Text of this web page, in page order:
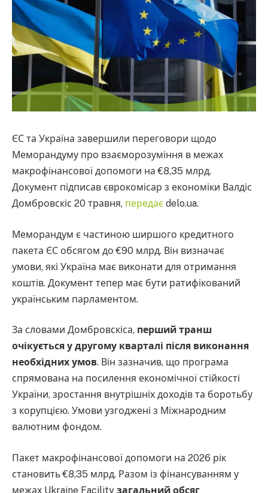
ЄС та Україна завершили переговори щодо
Меморандуму про взаєморозуміння в межах
макрофінансової допомоги на €8,35 млрд.
Документ підписав єврокомісар з економіки Валдіс
Домбровскіс 20 травня, передає delo.ua.
Меморандум є частиною ширшого кредитного
пакета ЄС обсягом до €90 млрд. Він визначає
умови, які Україна має виконати для отримання
коштів. Документ тепер має бути ратифікований
українським парламентом.
За словами Домбровскіса, перший транш
очікується у другому кварталі після виконання
необхідних умов. Він зазначив, що програма
спрямована на посилення економічної стійкості
України, зростання внутрішніх доходів та боротьбу
з корупцією. Умови узгоджені з Міжнародним
валютним фондом.
Пакет макрофінансової допомоги на 2026 рік
становить €8,35 млрд. Разом із фінансуванням у
межах Ukraine Facility загальний обсяг